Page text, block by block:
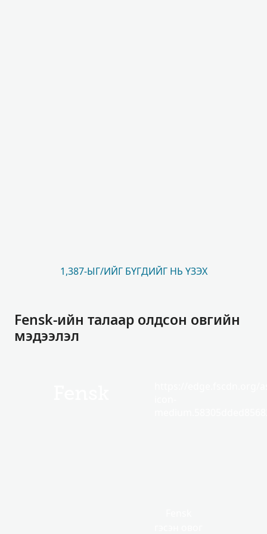
1,387-ЫГ/ИЙГ БҮГДИЙГ НЬ ҮЗЭХ
Fensk-ийн талаар олдсон овгийн
мэдээлэл